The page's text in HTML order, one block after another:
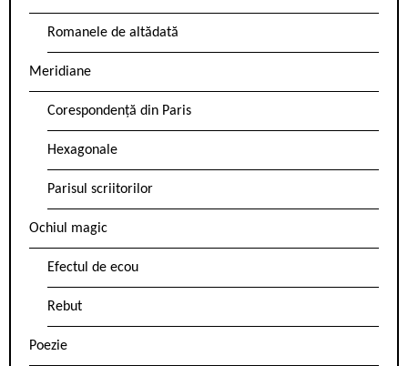
Romanele de altădată
Meridiane
Corespondență din Paris
Hexagonale
Parisul scriitorilor
Ochiul magic
Efectul de ecou
Rebut
Poezie